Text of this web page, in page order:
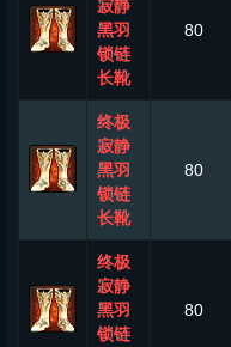
寂静
黑羽
锁链
长靴
80
终极
寂静
黑羽
锁链
长靴
80
终极
寂静
黑羽
锁链
80